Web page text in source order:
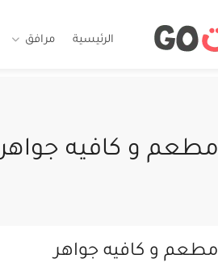
الرئيسية مرافق
مطعم و كافيه جواهر
مطعم و كافيه جواهر